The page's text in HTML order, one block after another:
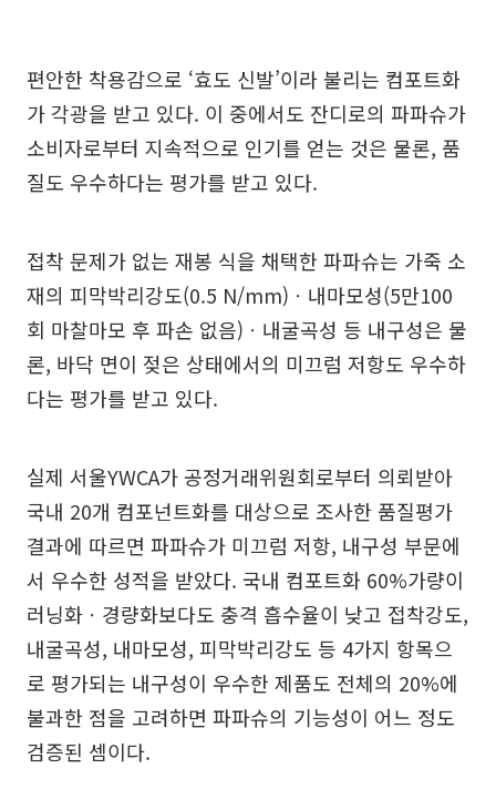
편안한 착용감으로 ‘효도 신발’이라 불리는 컴포트화
가 각광을 받고 있다. 이 중에서도 잔디로의 파파슈가
소비자로부터 지속적으로 인기를 얻는 것은 물론, 품
질도 우수하다는 평가를 받고 있다.
접착 문제가 없는 재봉 식을 채택한 파파슈는 가죽 소
재의 피막박리강도(0.5 N/mm)ㆍ내마모성(5만100
회 마찰마모 후 파손 없음)ㆍ내굴곡성 등 내구성은 물
론, 바닥 면이 젖은 상태에서의 미끄럼 저항도 우수하
다는 평가를 받고 있다.
실제 서울YWCA가 공정거래위원회로부터 의뢰받아
국내 20개 컴포넌트화를 대상으로 조사한 품질평가
결과에 따르면 파파슈가 미끄럼 저항, 내구성 부문에
서 우수한 성적을 받았다. 국내 컴포트화 60%가량이
러닝화ㆍ경량화보다도 충격 흡수율이 낮고 접착강도,
내굴곡성, 내마모성, 피막박리강도 등 4가지 항목으
로 평가되는 내구성이 우수한 제품도 전체의 20%에
불과한 점을 고려하면 파파슈의 기능성이 어느 정도
검증된 셈이다.